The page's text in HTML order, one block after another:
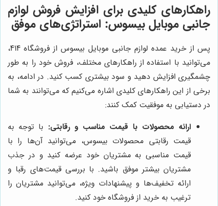
راهکارهای کلیدی برای افزایش فروش لوازم
جانبی موبایل بیسوس: استراتژی‌های موفق
پس از خرید عمده لوازم جانبی موبایل بیسوس از فروشگاه 414،
می‌توانید با استفاده از راهکارهای مختلف، فروش خود را به طور
چشمگیری افزایش دهید و سود بیشتری کسب کنید. در ادامه، به
برخی از این راهکارهای کلیدی اشاره می‌کنیم که می‌توانند به شما
در دستیابی به موفقیت کمک کنند:
ارائه محصولات با قیمت مناسب و رقابتی: با توجه به
قیمت رقابتی محصولات بیسوس، می‌توانید آن‌ها را با
قیمت مناسبی به مشتریان خود عرضه کنید و در جذب
مشتریان بیشتر موفق باشید. با بررسی قیمت‌های رقبا و
ارائه تخفیف‌ها و پیشنهادات ویژه، می‌توانید مشتریان را
ترغیب به خرید از فروشگاه خود کنید.